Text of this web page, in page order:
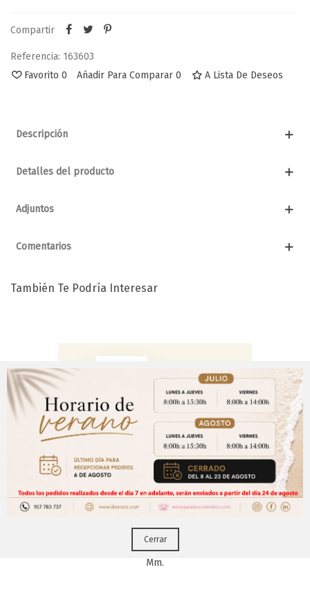
Compartir
Referencia: 163603
Favorito 0 Añadir Para Comparar 0 A Lista De Deseos
Descripción
Detalles del producto
Adjuntos
Comentarios
También Te Podría Interesar
Alicate Pieles Y Cutículas Manos Inox 5
Mm.
Aviso Importante
¡Regístrate para acceder a los precios y realizar
tus pedidos online.!
Puedes hacerlo desdeAqui!
CERRAR
Cerrar